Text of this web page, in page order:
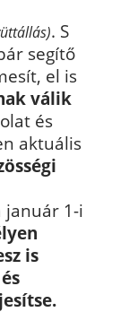
. S
segítő
el is
válik
és
aktuális
január 1-i
is